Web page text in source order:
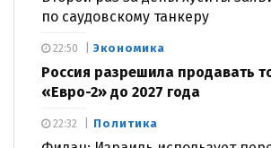
по саудовскому танкеру
Экономика
Россия разрешила продавать
«Евро-2» до 2027 года
22:50
Политика
22:32